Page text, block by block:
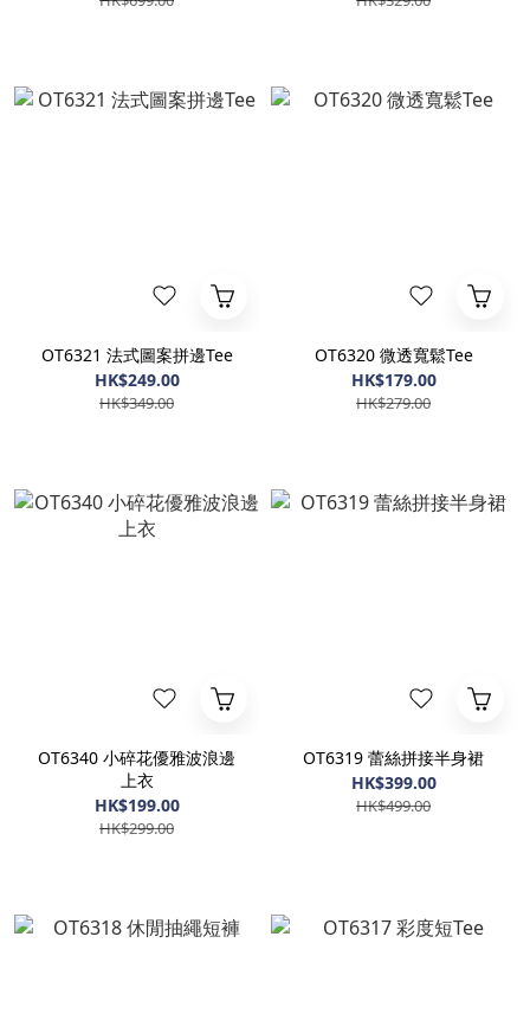
OT6321 法式圖案拼邊Tee
HK$249.00
HK$349.00
OT6320 微透寬鬆Tee
HK$179.00
HK$279.00
OT6340 小碎花優雅波浪邊
上衣
HK$199.00
HK$299.00
OT6319 蕾絲拼接半身裙
HK$399.00
HK$499.00